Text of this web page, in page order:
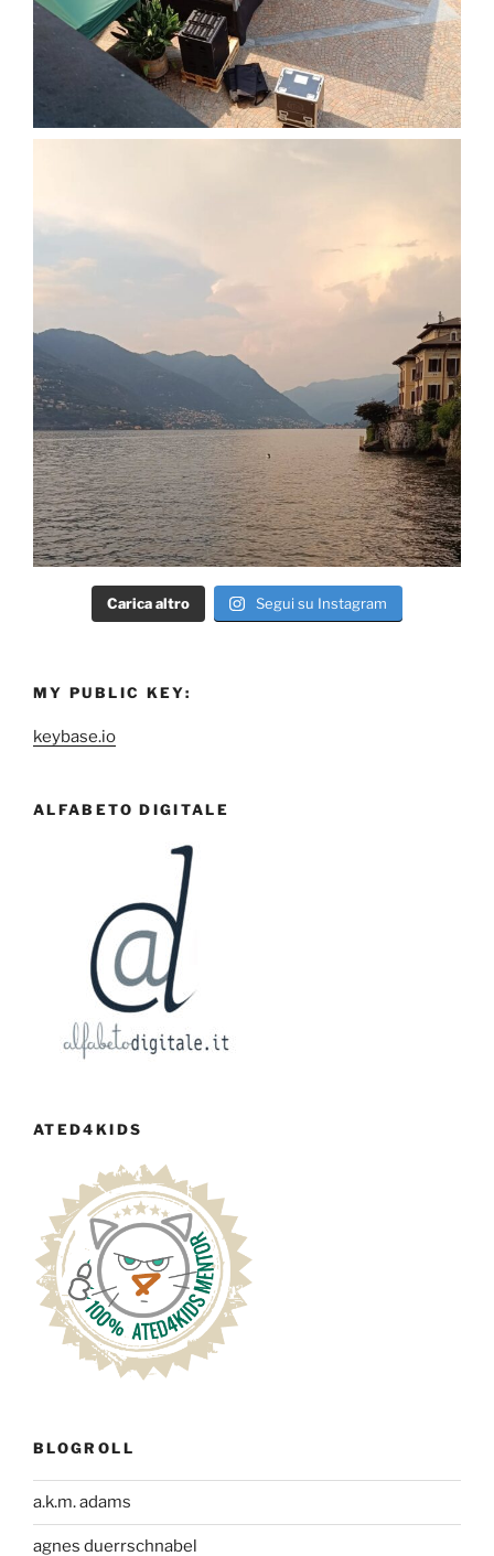
Carica altro Segui su Instagram
MY PUBLIC KEY:
keybase.io
ALFABETO DIGITALE
ATED4KIDS
BLOGROLL
a.k.m. adams
agnes duerrschnabel